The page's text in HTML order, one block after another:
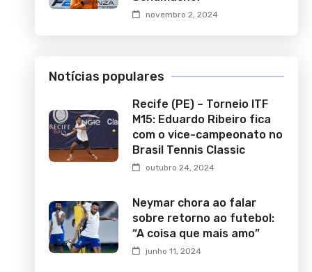
novembro 2, 2024
Notícias populares
Recife (PE) – Torneio ITF
M15: Eduardo Ribeiro fica
com o vice-campeonato no
Brasil Tennis Classic
outubro 24, 2024
Neymar chora ao falar
sobre retorno ao futebol:
“A coisa que mais amo”
junho 11, 2024